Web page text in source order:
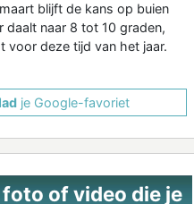
blijft de kans op buien
daalt naar 8 tot 10 graden,
voor deze tijd van het jaar.
je Google-favoriet
of video die je